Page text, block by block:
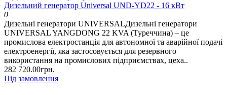
Дизельний генератор Universal UND-YD22 - 16 кВт
0
Дизельні генератори UNIVERSALДизельні генератори
UNIVERSAL YANGDONG 22 KVA (Туреччина) – це
промислова електростанція для автономної та аварійної подачі
електроенергії, яка застосовується для резервного
використання на промислових підприємствах, цеха..
282 720.00грн.
Під замовлення